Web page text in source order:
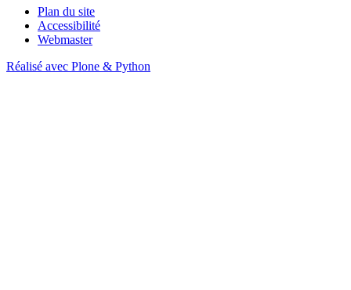
Plan du site
Accessibilité
Webmaster
Réalisé avec Plone & Python